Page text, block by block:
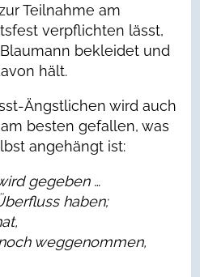
Teilnahme am
verpflichten lässt,
bekleidet und
hält.
Ängstlichen wird auch
besten gefallen, was
angehängt ist:
gegeben …
haben;
weggenommen,